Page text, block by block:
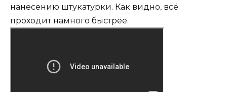
нанесению штукатурки. Как видно, всё
проходит намного быстрее.